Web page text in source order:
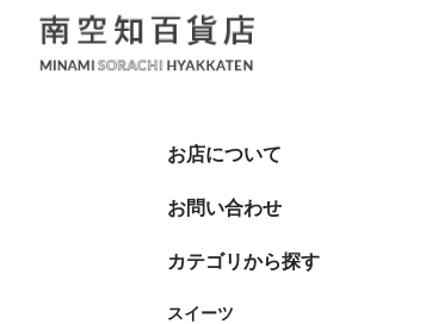
お店について
お問い合わせ
カテゴリから探す
スイーツ